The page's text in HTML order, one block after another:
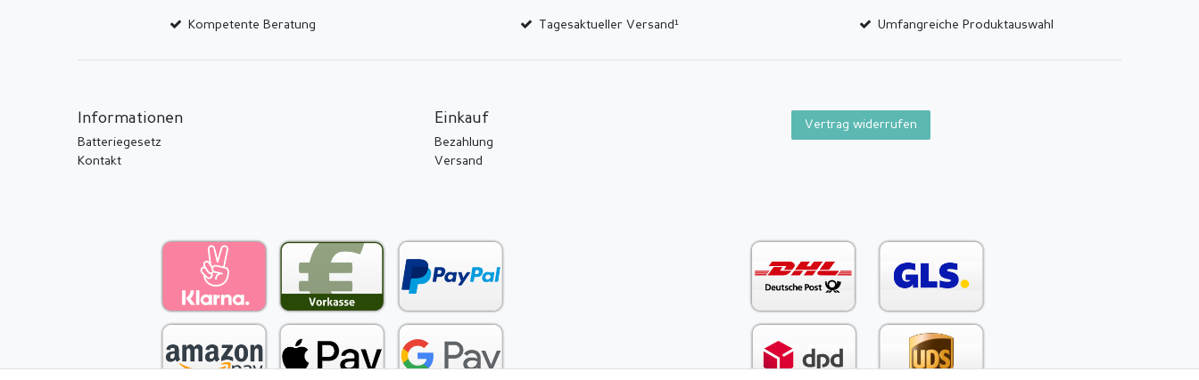
Kompetente Beratung Tagesaktueller Versand¹ Umfangreiche Produktauswahl
Informationen
Batteriegesetz
Kontakt
Einkauf
Bezahlung
Versand
Vertrag widerrufen